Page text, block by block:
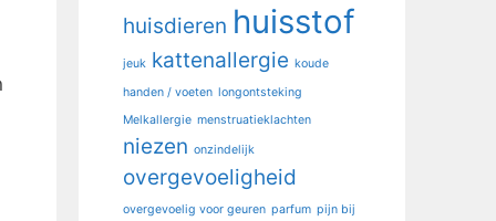
huisdieren huisstof
jeuk kattenallergie koude
handen / voeten longontsteking
Melkallergie menstruatieklachten
niezen onzindelijk
overgevoeligheid
overgevoelig voor geuren parfum pijn bij